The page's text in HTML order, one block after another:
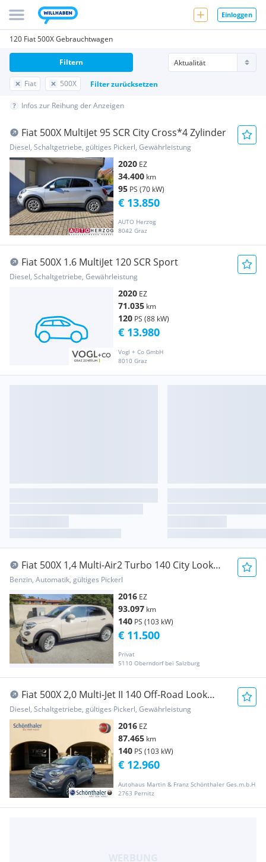
Einloggen
120 Fiat 500X Gebrauchtwagen
Fiat 500X Filter zurücksetzen
Filtern
Infos zur Reihung der Anzeigen
Fiat 500X MultiJet 95 SCR City Cross*4 Zylinder
Diesel, Schaltgetriebe, gültiges Pickerl, Gewährleistung
2020 EZ
34.400 km
95 PS (70 kW)
AUTO Herzog
8042 Graz
€ 13.850
Fiat 500X 1.6 MultiJet 120 SCR Sport
Diesel, Schaltgetriebe, Gewährleistung
2020 EZ
71.035 km
120 PS (88 kW)
Vogl + Co GmbH
8010 Graz
€ 13.980
Fiat 500X 1,4 Multi-Air2 Turbo 140 City Look
Lounge DCT
Benzin, Automatik, gültiges Pickerl
2016 EZ
93.097 km
140 PS (103 kW)
Privat
5110 Oberndorf bei Salzburg
€ 11.500
Fiat 500X 2,0 Multi-Jet II 140 Off-Road Look
Cross Plus
Diesel, Schaltgetriebe, gültiges Pickerl, Gewährleistung
2016 EZ
87.465 km
140 PS (103 kW)
Autohaus Martin & Franz Schönthaler Ges.m.b.H
2763 Pernitz
€ 12.960